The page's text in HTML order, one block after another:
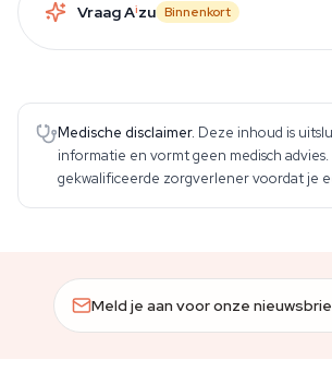
Vraag Aizu Binnenkort
Medische disclaimer. Deze inhoud is
informatie en vormt geen medisch advies.
gekwalificeerde zorgverlener voordat je
Meld je aan voor onze